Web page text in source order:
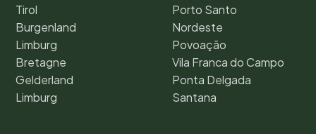
Tirol
Burgenland
Limburg
Bretagne
Gelderland
Limburg
Porto Santo
Nordeste
Povoação
Vila Franca do Campo
Ponta Delgada
Santana